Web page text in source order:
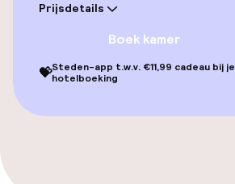
Massage
Entertainment
Prijsdetails
Boek kamer
💝Steden-app t.w.v. €11,99 cadeau bij je
hotelboeking